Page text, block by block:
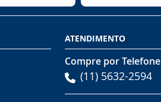
ATENDIMENTO
Compre por Telefone
(11) 5632-2594